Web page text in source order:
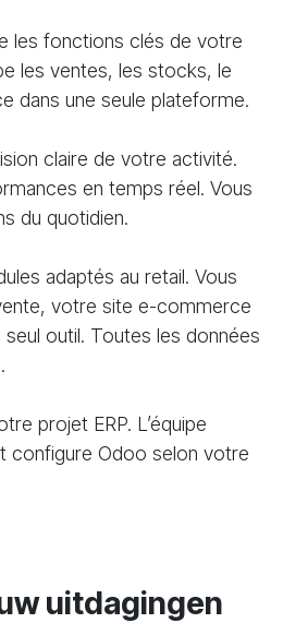
les fonctions clés de votre
les ventes, les stocks, le
dans une seule plateforme.
claire de votre activité.
en temps réel. Vous
du quotidien.
adaptés au retail. Vous
votre site e-commerce
outil. Toutes les données
projet ERP. L’équipe
configure Odoo selon votre
uitdagingen